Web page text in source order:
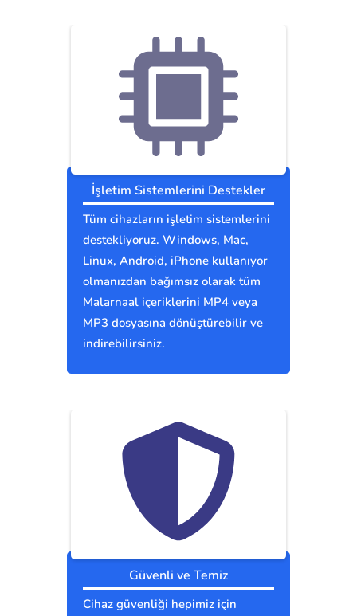
İşletim Sistemlerini Destekler
Tüm cihazların işletim sistemlerini
destekliyoruz. Windows, Mac,
Linux, Android, iPhone kullanıyor
olmanızdan bağımsız olarak tüm
Malarnaal içeriklerini MP4 veya
MP3 dosyasına dönüştürebilir ve
indirebilirsiniz.
Güvenli ve Temiz
Cihaz güvenliği hepimiz için